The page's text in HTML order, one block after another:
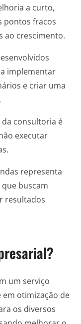
a curto,
pontos fracos
ao crescimento.
implementar
e criar uma
consultoria é
executar
representa
buscam
resultados
um serviço
otimização de
os diversos